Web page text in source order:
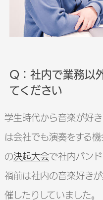
Q：社内で業務以
てください
学生時代から音楽が好
は会社でも演奏をする
の決起大会で社内バン
禍前は社内の音楽好き
催したりしていました。